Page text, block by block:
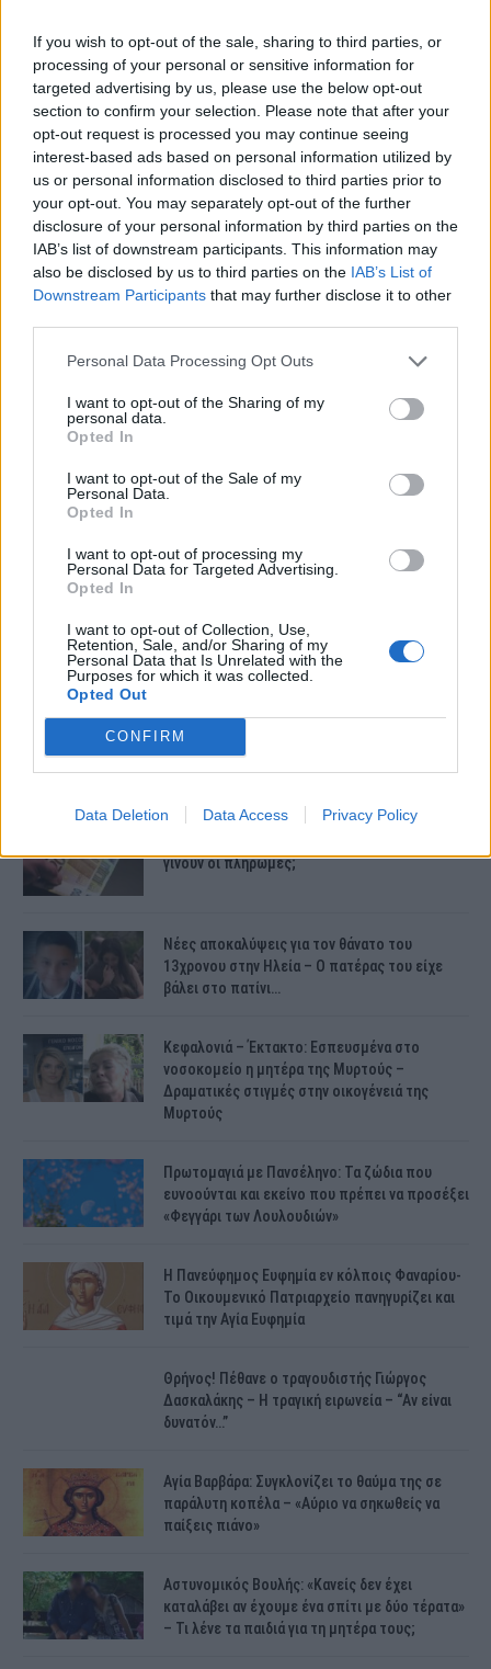
If you wish to opt-out of the sale, sharing to third parties, or
processing of your personal or sensitive information for
targeted advertising by us, please use the below opt-out
section to confirm your selection. Please note that after your
opt-out request is processed you may continue seeing
interest-based ads based on personal information utilized by
us or personal information disclosed to third parties prior to
your opt-out. You may separately opt-out of the further
disclosure of your personal information by third parties on the
IAB’s list of downstream participants. This information may
also be disclosed by us to third parties on the IAB’s List of
Downstream Participants that may further disclose it to other
Personal Data Processing Opt Outs
I want to opt-out of the Sharing of my
personal data.
Opted In
I want to opt-out of the Sale of my
Personal Data.
Opted In
I want to opt-out of processing my
Personal Data for Targeted Advertising.
Opted In
I want to opt-out of Collection, Use,
Retention, Sale, and/or Sharing of my
Personal Data that Is Unrelated with the
Purposes for which it was collected.
Opted Out
CONFIRM
Data Deletion Data Access Privacy Policy
Όλων το μυαλό κάπου πάει…» είπε
αρχικά η Ελένη Χατζίδου.
«Γενικά είναι μία δύσκολη κατάσταση
και υπάρχουν άνθρωποι που όντως τα
κάνουν και δεν μένουν στα λόγια»
πρόσθεσε η Ελένη Χατζίδου.
Ήταν το 2017, όταν η Ελένη Χατζίδου
έζησε στιγμές τρόμου στην
πολυκατοικία της στα νότια προάστια.
Το αυτοκίνητό της είχε γίνει στάχτη,
με δύο οχήματα της Πυροσβεστικής
να καταφτάνουν στο σημείο.
ΤΕΛΕΥΤΑΙΕΣ ΕΙΔΗΣΕΙΣ
γίνουν οι πληρωμές;
Νέες αποκαλύψεις για τον θάνατο του
13χρονου στην Ηλεία – Ο πατέρας του είχε
βάλει στο πατίνι…
Κεφαλονιά – Έκτακτο: Εσπευσμένα στο
νοσοκομείο η μητέρα της Μυρτούς –
Δραματικές στιγμές στην οικογένειά της
Μυρτούς
Πρωτομαγιά με Πανσέληνο: Τα ζώδια που
ευνοούνται και εκείνο που πρέπει να προσέξει
«Φεγγάρι των Λουλουδιών»
H Πανεύφημος Ευφημία εν κόλποις Φαναρίου-
Το Οικουμενικό Πατριαρχείο πανηγυρίζει και
τιμά την Αγία Ευφημία
Θρήνος! Πέθανε ο τραγουδιστής Γιώργος
Δασκαλάκης – Η τραγική ειρωνεία – “Αν είναι
δυνατόν…”
Αγία Βαρβάρα: Συγκλονίζει το θαύμα της σε
παράλυτη κοπέλα – «Αύριο να σηκωθείς να
παίξεις πιάνο»
Αστυνομικός Bουλής: «Κανείς δεν έχει
καταλάβει αν έχουμε ένα σπίτι με δύο τέρατα»
– Τι λένε τα παιδιά για τη μητέρα τους;